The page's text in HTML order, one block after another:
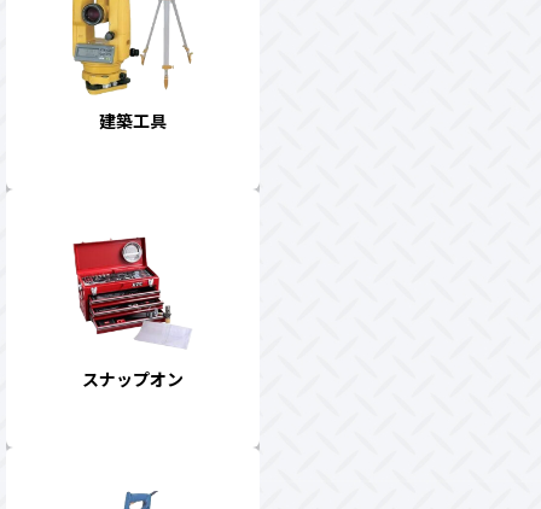
建築工具
スナップオン